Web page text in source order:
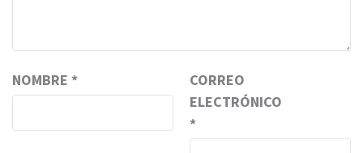
NOMBRE *
CORREO
ELECTRÓNICO
*